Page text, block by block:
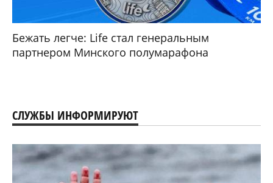
Бежать легче: Life стал генеральным
партнером Минского полумарафона
СЛУЖБЫ ИНФОРМИРУЮТ